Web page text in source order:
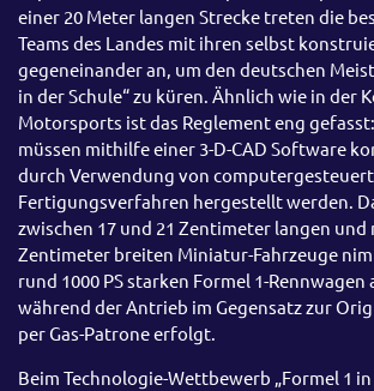
einer 20 Meter langen Strecke treten die
Teams des Landes mit ihren selbst
gegeneinander an, um den deutschen
in der Schule“ zu küren. Ähnlich wie in der
Motorsports ist das Reglement eng
müssen mithilfe einer 3-D-CAD Software
durch Verwendung von
Fertigungsverfahren hergestellt werden.
zwischen 17 und 21 Zentimeter langen und
Zentimeter breiten Miniatur-Fahrzeuge
rund 1000 PS starken Formel 1-Rennwagen
während der Antrieb im Gegensatz zur
per Gas-Patrone erfolgt.
Beim Technologie-Wettbewerb „Formel 1 in